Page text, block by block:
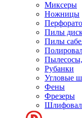
Миксеры
Ножницы
Пилы
Пилы
Рубанки
Угловые
Фены
Фрезеры